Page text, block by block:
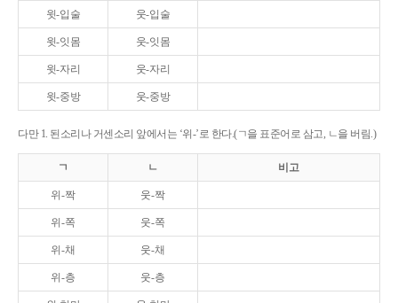
윗-입술 웃-입술
윗-잇몸 웃-잇몸
윗-자리 웃-자리
윗-중방 웃-중방
다만 1. 된소리나 거센소리 앞에서는 ‘위-’로 한다.(ㄱ을 표준어로 삼고, ㄴ을 버림.)
ㄱ ㄴ 비고
위-짝 웃-짝
위-쪽 웃-쪽
위-채 웃-채
위-층 웃-층